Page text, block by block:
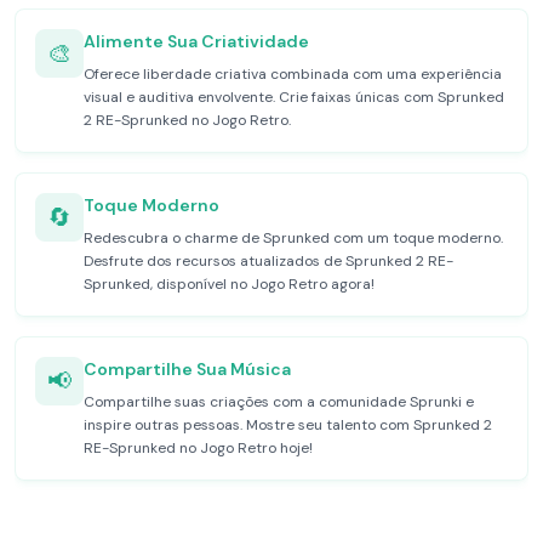
🎨 Alimente Sua Criatividade
Oferece liberdade criativa combinada com uma experiência
visual e auditiva envolvente. Crie faixas únicas com Sprunked
2 RE-Sprunked no Jogo Retro.
🔄 Toque Moderno
Redescubra o charme de Sprunked com um toque moderno.
Desfrute dos recursos atualizados de Sprunked 2 RE-
Sprunked, disponível no Jogo Retro agora!
📢 Compartilhe Sua Música
Compartilhe suas criações com a comunidade Sprunki e
inspire outras pessoas. Mostre seu talento com Sprunked 2
RE-Sprunked no Jogo Retro hoje!